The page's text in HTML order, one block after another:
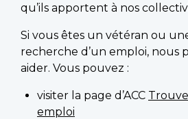
qu’ils apportent à nos
Si vous êtes un vétéran ou
recherche d’un emploi, nous
aider. Vous pouvez :
visiter la page d’ACC
emploi